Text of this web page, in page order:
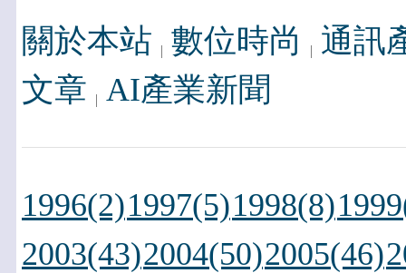
關於本站 數位時尚
通訊
文章 AI產業新聞
1996(2)1997(5)1998(8)
2003(43)2004(50)2005(46)